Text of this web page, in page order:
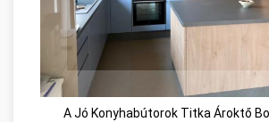
A Jó Konyhabútorok Titka Ároktő